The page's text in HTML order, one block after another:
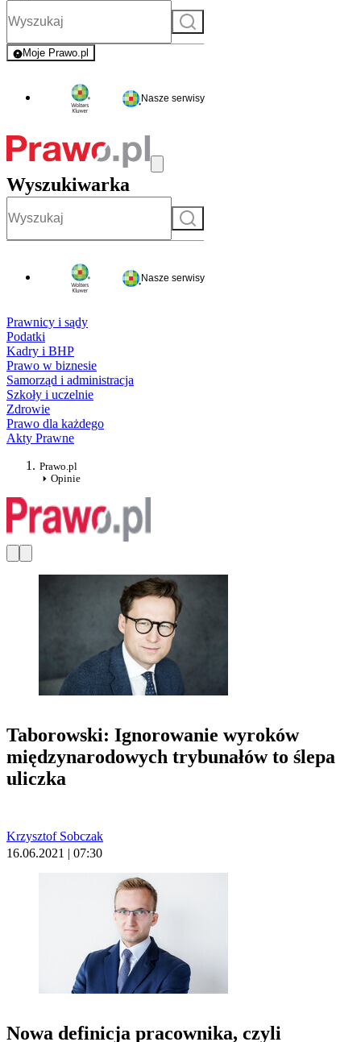
Szukaj
Moje Prawo.pl
- rejestracja i logowanie do serwisu
Nasze serwisy
Wyszukiwarka
Szukaj
Nasze serwisy
Prawnicy i sądy
Podatki
Kadry i BHP
Prawo w biznesie
Samorząd i administracja
Szkoły i uczelnie
Zdrowie
Prawo dla każdego
Akty Prawne
Prawo.pl
Opinie
Taborowski: Ignorowanie wyroków
międzynarodowych trybunałów to ślepa
uliczka
Krzysztof Sobczak
16.06.2021 | 07:30
Nowa definicja pracownika, czyli